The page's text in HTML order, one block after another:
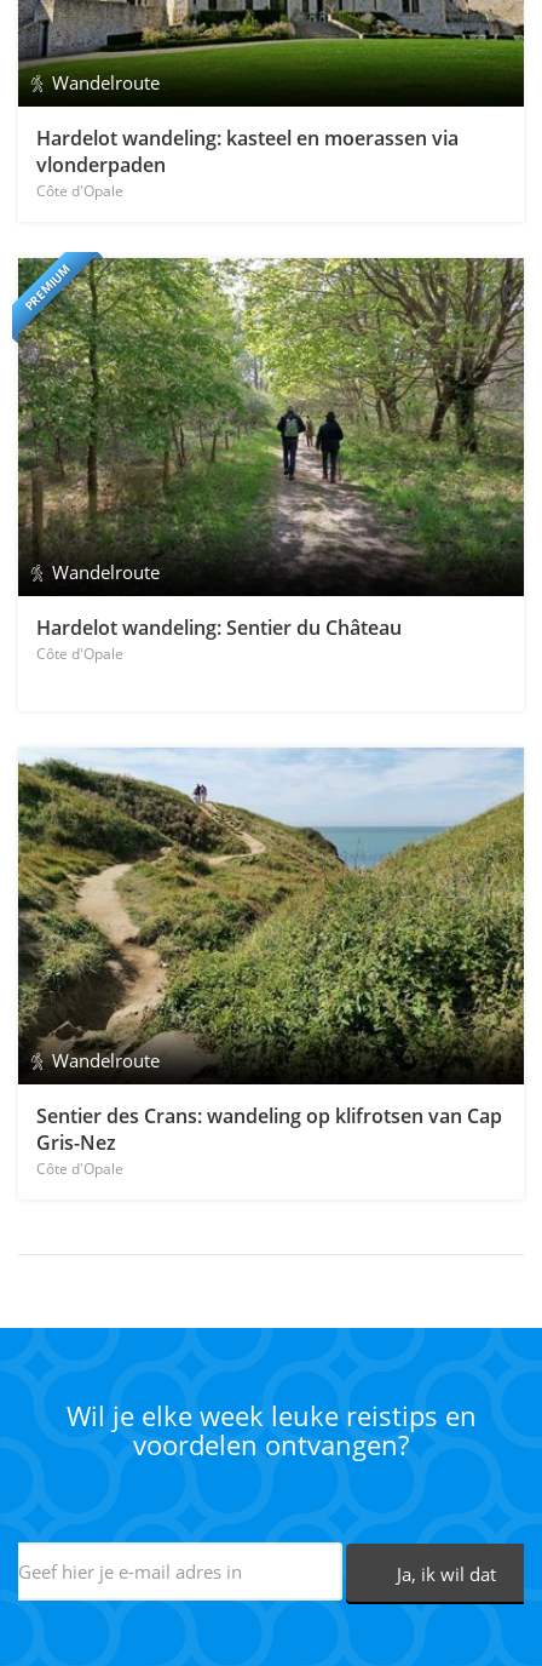
Wandelroute
Hardelot wandeling: kasteel en moerassen via
vlonderpaden
Côte d'Opale
PREMIUM
Wandelroute
Hardelot wandeling: Sentier du Château
Côte d'Opale
Wandelroute
Sentier des Crans: wandeling op klifrotsen van Cap
Gris-Nez
Côte d'Opale
Wil je elke week leuke reistips en
voordelen ontvangen?